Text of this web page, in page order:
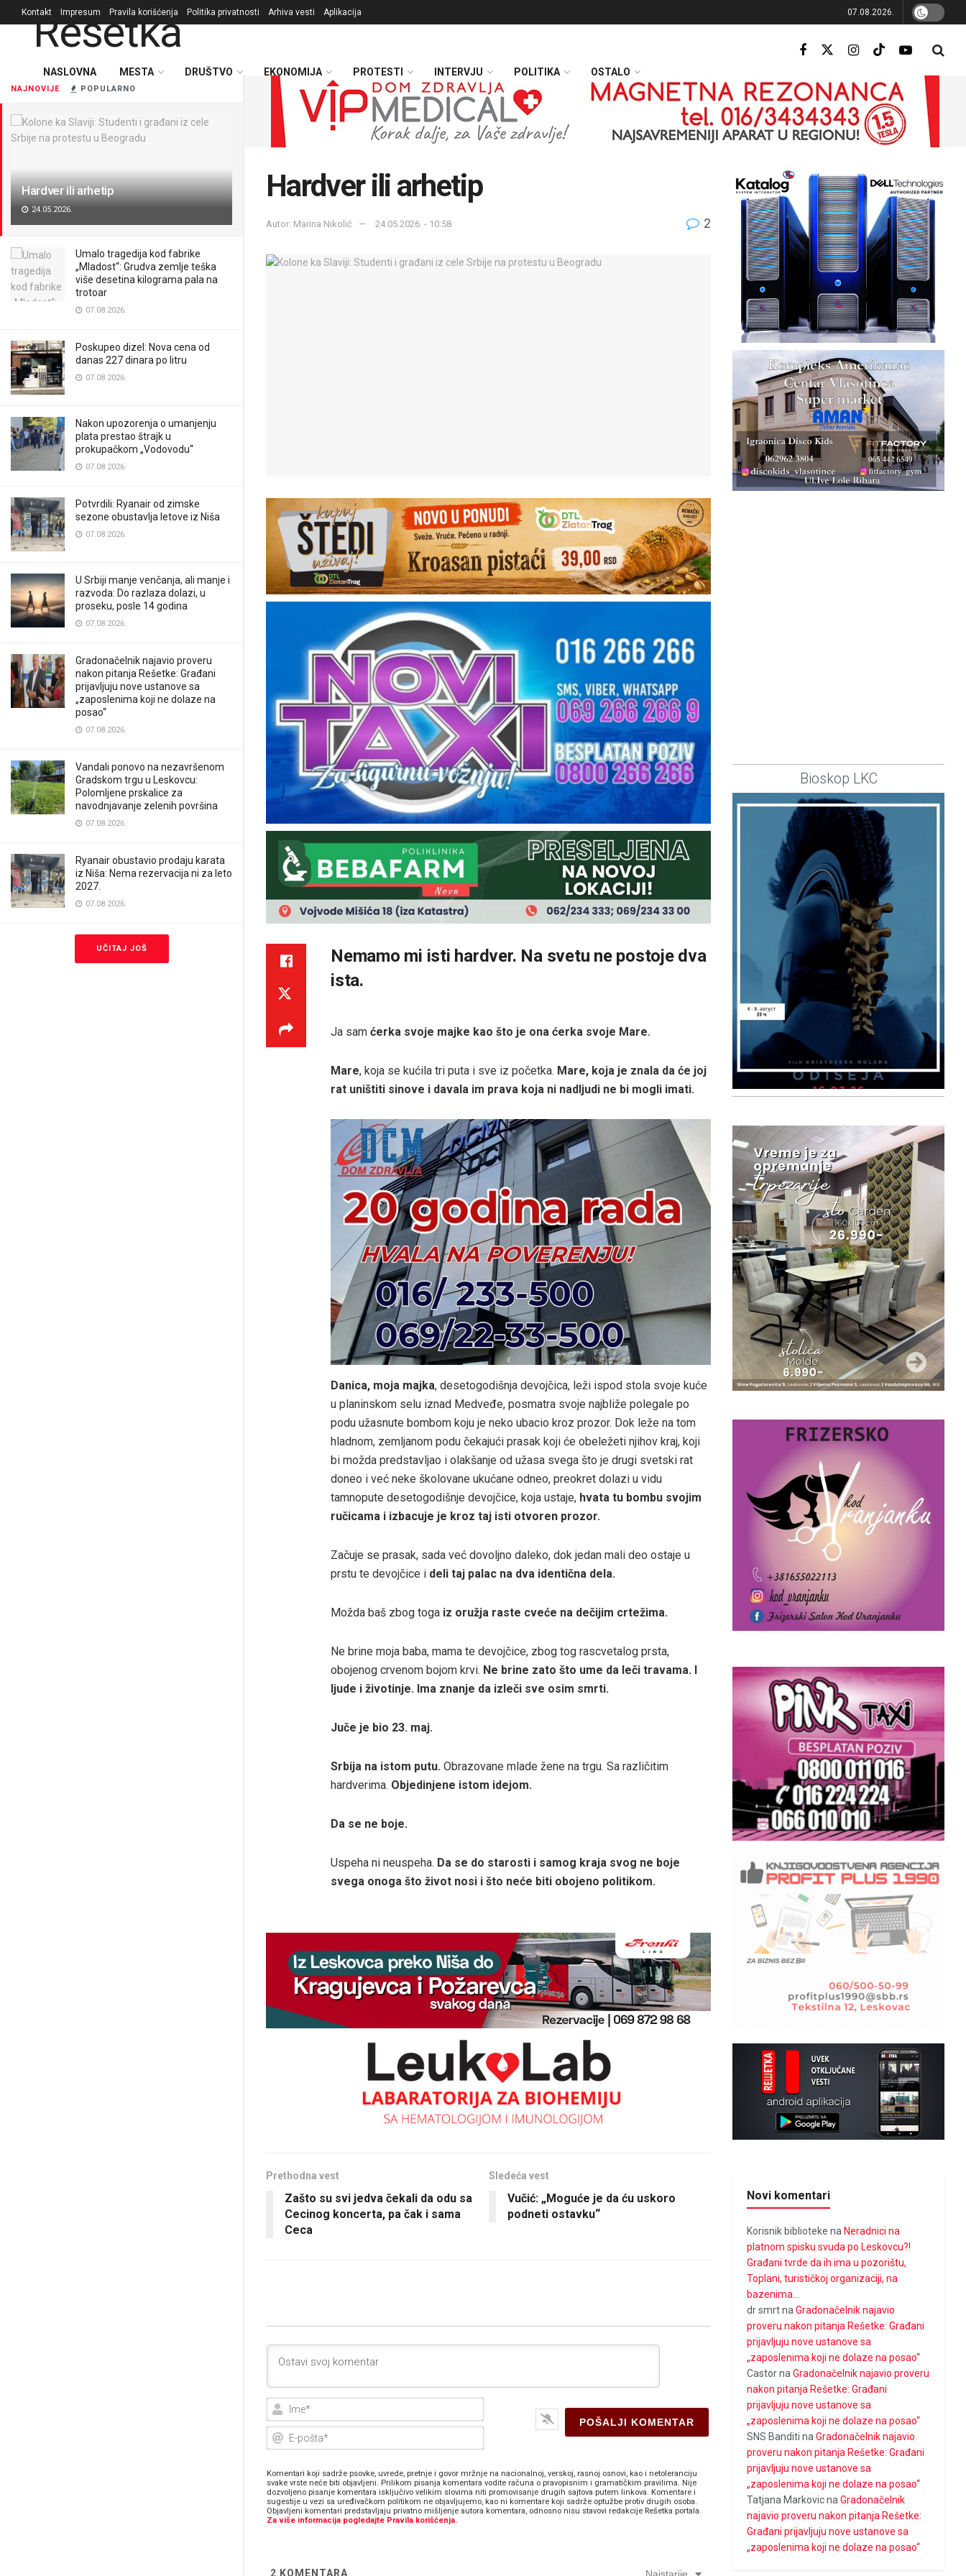
NAJNOVIJE POPULARNO
Hardver ili arhetip
24.05.2026.
Umalo tragedija kod fabrike
„Mladost“: Grudva zemlje teška
više desetina kilograma pala na
trotoar
07.08.2026.
Poskupeo dizel: Nova cena od
danas 227 dinara po litru
07.08.2026.
Nakon upozorenja o umanjenju
plata prestao štrajk u
prokupačkom „Vodovodu“
07.08.2026.
Potvrdili: Ryanair od zimske
sezone obustavlja letove iz Niša
07.08.2026.
U Srbiji manje venčanja, ali manje i
razvoda: Do razlaza dolazi, u
proseku, posle 14 godina
07.08.2026.
Gradonačelnik najavio proveru
nakon pitanja Rešetke: Građani
prijavljuju nove ustanove sa
„zaposlenima koji ne dolaze na
posao“
07.08.2026.
Vandali ponovo na nezavršenom
Gradskom trgu u Leskovcu:
Polomljene prskalice za
navodnjavanje zelenih površina
07.08.2026.
Ryanair obustavio prodaju karata
iz Niša: Nema rezervacija ni za leto
2027.
07.08.2026.
UČITAJ JOŠ
Kontakt Impresum Pravila korišćenja Politika privatnosti Arhiva vesti Aplikacija 07.08.2026.
NASLOVNA MESTA DRUŠTVO EKONOMIJA PROTESTI INTERVJU POLITIKA OSTALO
Hardver ili arhetip
Autor: Marina Nikolić 24.05.2026. - 10:58 2
Nemamo mi isti hardver. Na svetu ne postoje dva
ista.
Ja sam ćerka svoje majke kao što je ona ćerka svoje Mare.
Mare, koja se kućila tri puta i sve iz početka. Mare, koja je znala da će joj
rat uništiti sinove i davala im prava koja ni nadljudi ne bi mogli imati.
Danica, moja majka, desetogodišnja devojčica, leži ispod stola svoje kuće
u planinskom selu iznad Medveđe, posmatra svoje najbliže polegale po
podu užasnute bombom koju je neko ubacio kroz prozor. Dok leže na tom
hladnom, zemljanom podu čekajući prasak koji će obeležeti njihov kraj, koji
bi možda predstavljao i olakšanje od užasa svega što je drugi svetski rat
doneo i već neke školovane ukućane odneo, preokret dolazi u vidu
tamnopute desetogodišnje devojčice, koja ustaje, hvata tu bombu svojim
ručicama i izbacuje je kroz taj isti otvoren prozor.
Začuje se prasak, sada već dovoljno daleko, dok jedan mali deo ostaje u
prstu te devojčice i deli taj palac na dva identična dela.
Možda baš zbog toga iz oružja raste cveće na dečijim crtežima.
Ne brine moja baba, mama te devojčice, zbog tog rascvetalog prsta,
obojenog crvenom bojom krvi. Ne brine zato što ume da leči travama. I
ljude i životinje. Ima znanje da izleči sve osim smrti.
Juče je bio 23. maj.
Srbija na istom putu. Obrazovane mlade žene na trgu. Sa različitim
hardverima. Objedinjene istom idejom.
Da se ne boje.
Uspeha ni neuspeha. Da se do starosti i samog kraja svog ne boje
svega onoga što život nosi i što neće biti obojeno politikom.
Prethodna vest
Zašto su svi jedva čekali da odu sa
Cecinog koncerta, pa čak i sama
Ceca
Sledeća vest
Vučić: „Moguće je da ću uskoro
podneti ostavku“
Ime*
E-
Komentari koji sadrže psovke, uvrede, pretnje i govor mržnje na nacionalnoj, verskoj, rasnoj osnovi, kao i netoleranciju
svake vrste neće biti objavljeni. Prilikom pisanja komentara vodite računa o pravopisnim i gramatičkim pravilima. Nije
dozvoljeno pisanje komentara isključivo velikim slovima niti promovisanje drugih sajtova putem linkova. Komentare i
sugestije u vezi sa uređivačkom politikom ne objavljujemo, kao ni komentare koji sadrže optužbe protiv drugih osoba.
Objavljeni komentari predstavljaju privatno mišljenje autora komentara, odnosno nisu stavovi redakcije Rešetka portala.
Za više informacija pogledajte Pravila korišćenja.
2 KOMENTARA
Bioskop LKC
Novi komentari
Korisnik biblioteke na Neradnici na
platnom spisku svuda po Leskovcu?!
Građani tvrde da ih ima u pozorištu,
Toplani, turističkoj organizaciji, na
bazenima…
dr smrtnaGradonačelnik najavio
proveru nakon pitanja Rešetke: Građani
prijavljuju nove ustanove sa
„zaposlenima koji ne dolaze na posao“
CastornaGradonačelnik najavio proveru
nakon pitanja Rešetke: Građani
prijavljuju nove ustanove sa
„zaposlenima koji ne dolaze na posao“
SNS Banditi naGradonačelnik najavio
proveru nakon pitanja Rešetke: Građani
prijavljuju nove ustanove sa
„zaposlenima koji ne dolaze na posao“
Tatjana MarkovicnaGradonačelnik
najavio proveru nakon pitanja Rešetke:
Građani prijavljuju nove ustanove sa
„zaposlenima koji ne dolaze na posao“